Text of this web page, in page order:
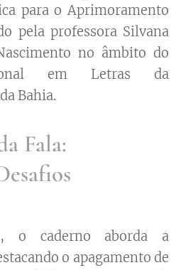
para o Aprimoramento
pela professora Silvana
no âmbito do
em Letras da
Bahia.
Fala:
o caderno aborda a
o apagamento de